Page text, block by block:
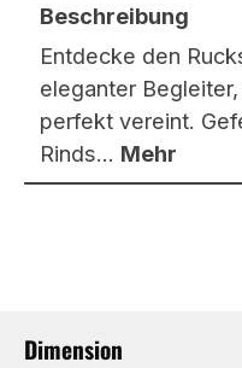
Beschreibung
Entdecke den
eleganter
perfekt vereint.
Rinds… Mehr
Dimension